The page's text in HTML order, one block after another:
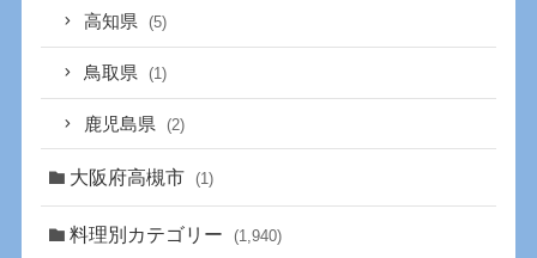
高知県 (5)
鳥取県 (1)
鹿児島県 (2)
大阪府高槻市 (1)
料理別カテゴリー (1,940)